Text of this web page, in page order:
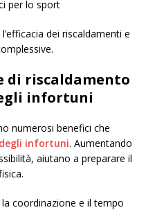
per lo sport
dei riscaldamenti e
di riscaldamento
infortuni
numerosi benefici che
infortuni. Aumentando
aiutano a preparare il
coordinazione e il tempo